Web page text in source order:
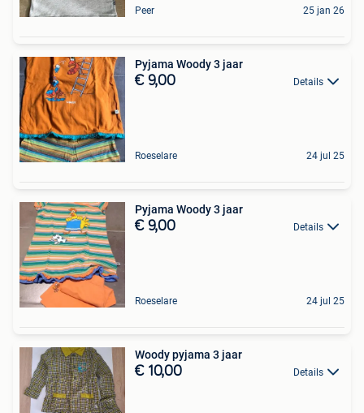
Peer 25 jan 26
Pyjama Woody 3 jaar
€ 9,00 Details
Roeselare 24 jul 25
Pyjama Woody 3 jaar
€ 9,00 Details
Roeselare 24 jul 25
Woody pyjama 3 jaar
€ 10,00 Details